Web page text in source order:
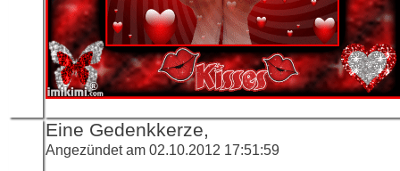
Eine Gedenkkerze,
Angezündet am 02.10.2012 17:51:59